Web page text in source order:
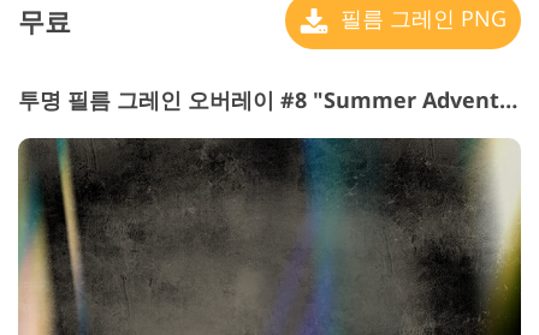
무료 필름 그레인 PNG
투명 필름 그레인 오버레이 #8 "Summer Adventure"